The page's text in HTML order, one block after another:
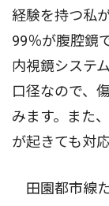
経験を持つ私
99％が腹腔鏡
内視鏡システ
口径なので、
みます。また
が起きても対
田園都市線